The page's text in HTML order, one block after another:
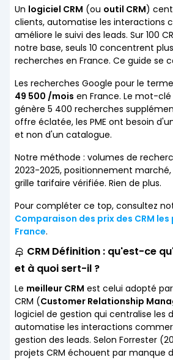
Un logiciel CRM (ou outil CRM)
clients, automatise les interactions
améliore le suivi des leads. Sur 100
notre base, seuls 10 concentrent
recherches en France. Ce guide se
Les recherches Google pour le
49 500 /mois en France. Le mot-clé
génère 5 400 recherches
offre éclatée, les PME ont besoin
et non d'un catalogue.
Notre méthode : volumes de
2023-2025, positionnement
grille tarifaire vérifiée. Rien de plus.
Pour compléter ce top, consultez
Comparaison des prix des CRM
France.
CRM Définition : qu'est-ce
et à quoi sert-il ?
Le meilleur CRM est celui adopté
CRM (Customer Relationship
logiciel de gestion qui centralise les
automatise les interactions
gestion des leads. Selon Forrester
projets CRM échouent par manque